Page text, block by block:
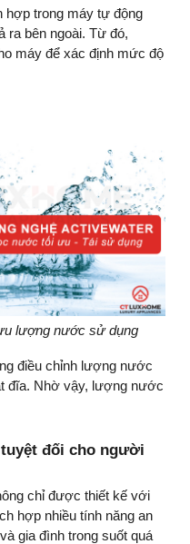
hợp trong máy tự động
ra bên ngoài. Từ đó,
máy để xác định mức độ
lượng nước sử dụng
điều chỉnh lượng nước
đĩa. Nhờ vậy, lượng nước
đối cho người
chỉ được thiết kế với
hợp nhiều tính năng an
gia đình trong suốt quá